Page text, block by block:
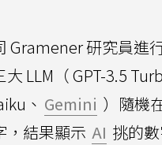
Gramener 研究員進
LLM（ GPT-3.5
、 Gemini ）隨機
，結果顯示 AI 挑的